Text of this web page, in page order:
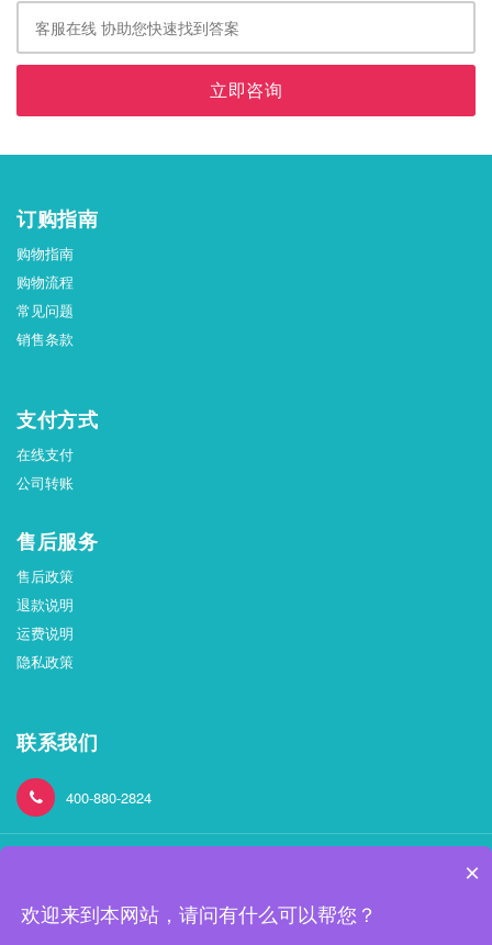
立即咨询
订购指南
购物指南
购物流程
常见问题
销售条款
支付方式
在线支付
公司转账
售后服务
售后政策
退款说明
运费说明
隐私政策
联系我们
400-880-2824
×
欢迎来到本网站，请问有什么可以帮您？